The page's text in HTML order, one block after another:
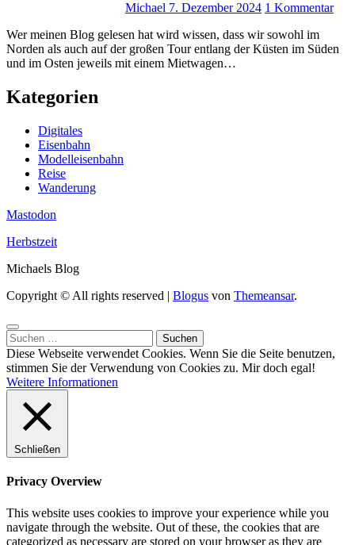
Michael 7. Dezember 2024 1 Kommentar
Wer meinen Blog gelesen hat wird wissen, dass wir sowohl im
Norden als auch auf der großen Tour entlang der Küsten im Süden
und im Osten jeweils mit einem Mietwagen…
Kategorien
Digitales
Eisenbahn
Modelleisenbahn
Reise
Wanderung
Mastodon
Herbstzeit
Michaels Blog
Copyright © All rights reserved | Blogus von Themeansar.
Suchen
nach:
Diese Webseite verwendet Cookies. Wenn Sie die Seite benutzen,
stimmen Sie der Verwendung von Cookies zu. Mir doch egal!
Weitere Informationen
Schließen
Privacy Overview
This website uses cookies to improve your experience while you
navigate through the website. Out of these, the cookies that are
categorized as necessary are stored on your browser as they are